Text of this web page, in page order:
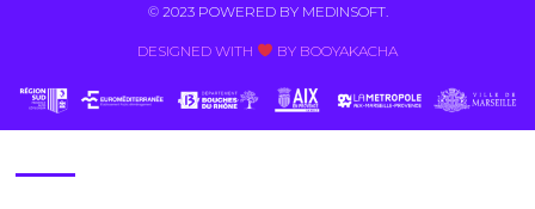
© 2023 POWERED BY MEDINSOFT.
DESIGNED WITH BY BOOYAKACHA​